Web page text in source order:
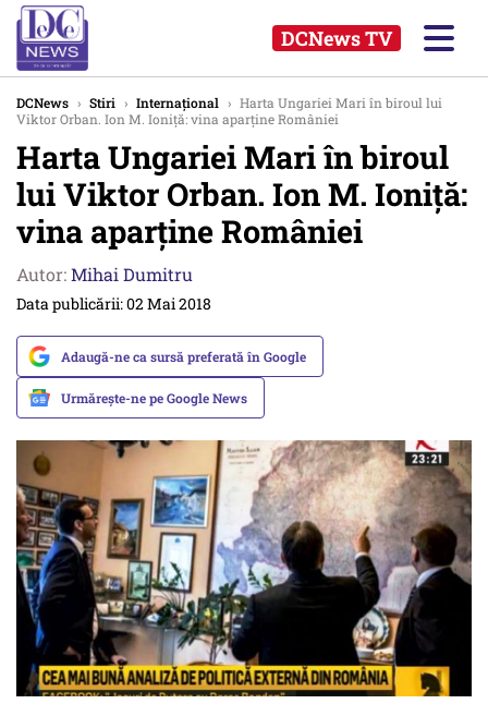
DCNews TV
DCNews › Stiri › Internațional › Harta Ungariei Mari în biroul lui
Viktor Orban. Ion M. Ioniță: vina aparține României
Harta Ungariei Mari în biroul
lui Viktor Orban. Ion M. Ioniță:
vina aparține României
Autor:Mihai Dumitru
Data publicării: 02 Mai 2018
Adaugă-ne ca sursă preferată în Google
Urmărește-ne pe Google News